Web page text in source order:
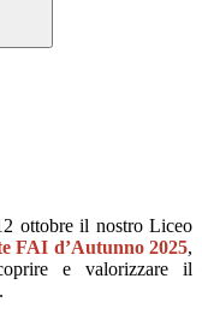
ottobre il nostro Liceo
FAI d’Autunno 2025,
e valorizzare il